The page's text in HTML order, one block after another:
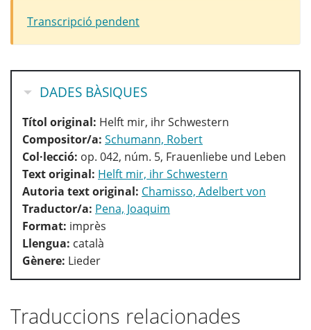
Transcripció pendent
OCULTA
DADES BÀSIQUES
Títol original: Helft mir, ihr Schwestern
Compositor/a: Schumann, Robert
Col·lecció: op. 042, núm. 5, Frauenliebe und Leben
Text original: Helft mir, ihr Schwestern
Autoria text original: Chamisso, Adelbert von
Traductor/a: Pena, Joaquim
Format: imprès
Llengua: català
Gènere: Lieder
Traduccions relacionades